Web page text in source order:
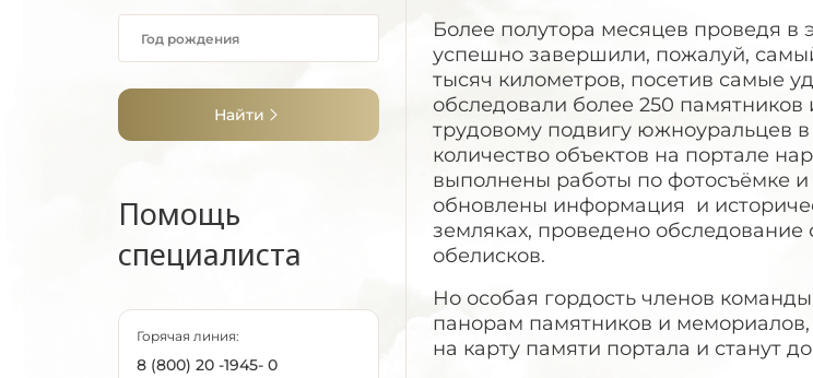
Найти
Помощь
специалиста
Горячая линия:
8 (800) 20 -1945- 0
Более полутора месяцев проведя в
успешно завершили, пожалуй,
тысяч километров, посетив самые
обследовали более 250
трудовому подвигу южноуральцев
количество объектов на портале
выполнены работы по фотосъёмке
обновлены информация и
земляках, проведено
обелисков.
Но особая гордость членов
панорам памятников и мемориалов,
на карту памяти портала и станут